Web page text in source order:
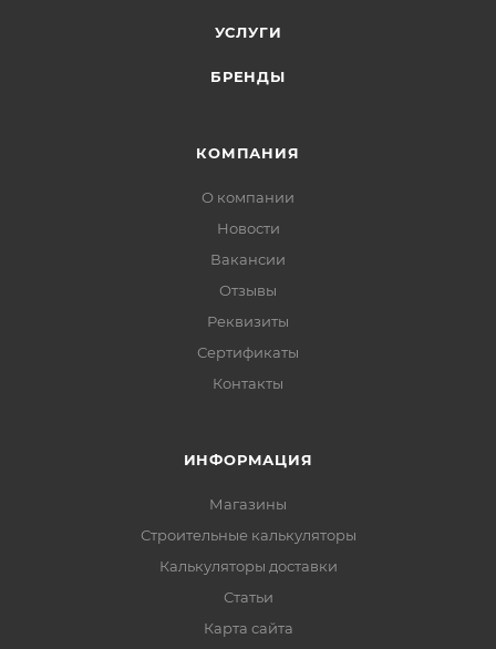
демонтажом, низкой стоимостью. С помощью АСКЛ
УСЛУГИ
БРЕНДЫ
КОМПАНИЯ
О компании
Новости
Вакансии
Отзывы
Реквизиты
Сертификаты
Контакты
ИНФОРМАЦИЯ
Магазины
Строительные калькуляторы
Калькуляторы доставки
Статьи
Карта сайта